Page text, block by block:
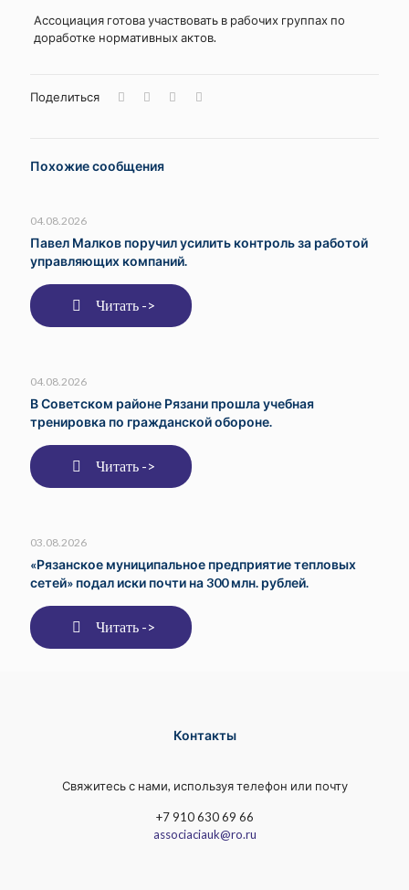
Ассоциация готова участвовать в рабочих группах по
доработке нормативных актов.
Поделиться
Похожие сообщения
04.08.2026
Павел Малков поручил усилить контроль за работой
управляющих компаний.
Читать ->
04.08.2026
В Советском районе Рязани прошла учебная
тренировка по гражданской обороне.
Читать ->
03.08.2026
«Рязанское муниципальное предприятие тепловых
сетей» подал иски почти на 300 млн. рублей.
Читать ->
Контакты
Свяжитесь с нами, используя телефон или почту
+7 910 630 69 66
associaciauk@ro.ru